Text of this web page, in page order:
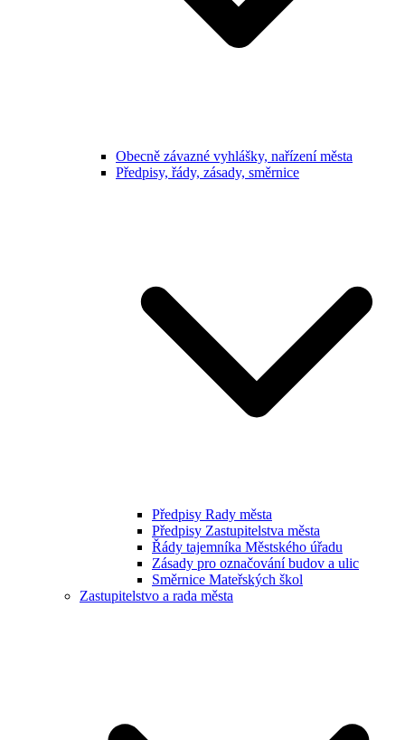
Obecně závazné vyhlášky, nařízení města
Předpisy, řády, zásady, směrnice
Předpisy Rady města
Předpisy Zastupitelstva města
Řády tajemníka Městského úřadu
Zásady pro označování budov a ulic
Směrnice Mateřských škol
Zastupitelstvo a rada města